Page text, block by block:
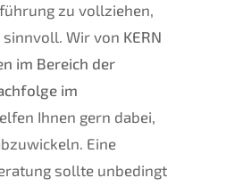
zu vollziehen,
sinnvoll. Wir von KERN
im Bereich der
im
Ihnen gern dabei,
Eine
sollte unbedingt